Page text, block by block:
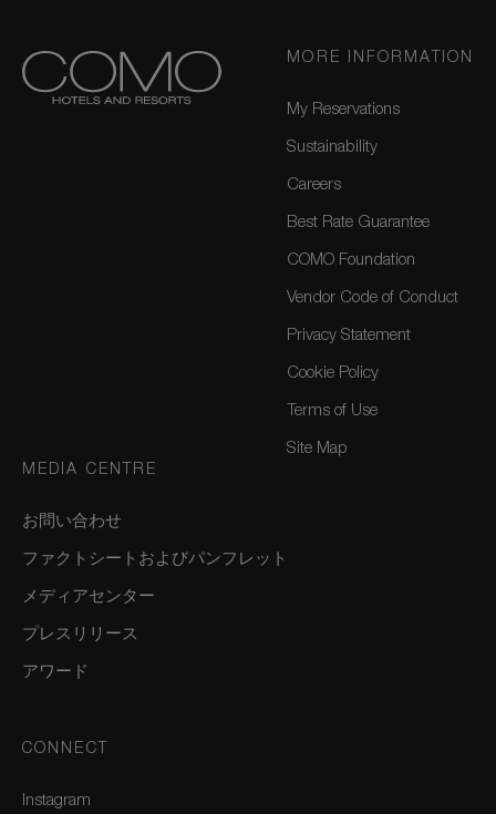
MORE INFORMATION
My Reservations
Sustainability
Careers
Best Rate Guarantee
COMO Foundation
Vendor Code of Conduct
Privacy Statement
Cookie Policy
Terms of Use
Site Map
MEDIA CENTRE
お問い合わせ
ファクトシートおよびパンフレット
メディアセンター
プレスリリース
アワード
CONNECT
Instagram